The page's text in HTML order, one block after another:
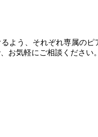
よう、それぞれ専属の
お気軽にご相談ください。